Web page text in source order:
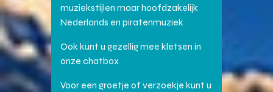
muziekstijlen maar hoofdzakelijk
Nederlands en piratenmuziek
Ook kunt u gezellig mee kletsen in
onze chatbox
Voor een groetje of verzoekje kunt u